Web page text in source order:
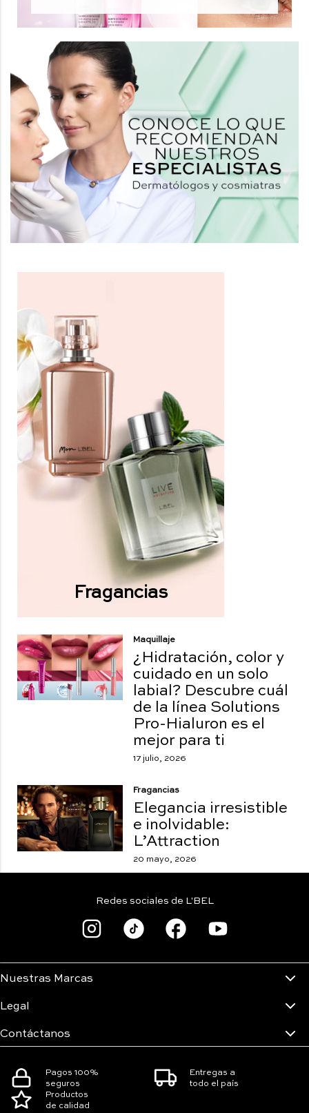
Fragancias
Maquillaje
¿Hidratación, color y
cuidado en un solo
labial? Descubre cuál
de la línea Solutions
Pro-Hialuron es el
mejor para ti
17 julio, 2026
Fragancias
Elegancia irresistible
e inolvidable:
L’Attraction
20 mayo, 2026
Nuestras Marcas
Legal
Contáctanos
Redes sociales de L'BEL
Pagos 100%
seguros
Entregas a
todo el país
Productos
de calidad